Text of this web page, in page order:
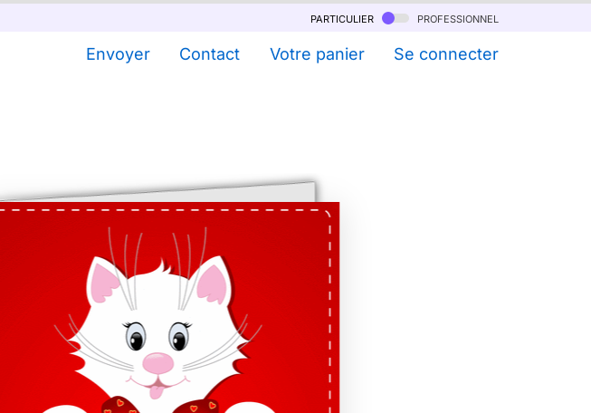
particulier professionnel
Envoyer Contact Votre panier Se connecter